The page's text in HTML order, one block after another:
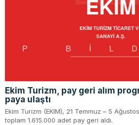
Ekim Turizm, pay geri alım
paya ulaştı
Ekim Turizm (EKIM), 21 Temmuz – 5
toplam 1.615.000 adet pay geri aldı.